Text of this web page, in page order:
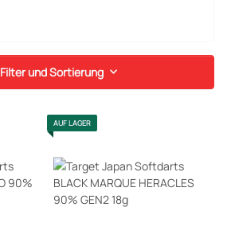
Filter und Sortierung
AUF LAGER